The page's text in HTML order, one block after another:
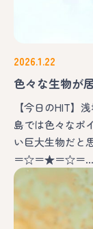
2026.1.22
色々な生物が
【今日のHIT】
島では色々なポ
い巨大生物だ
＝☆＝★＝☆＝…